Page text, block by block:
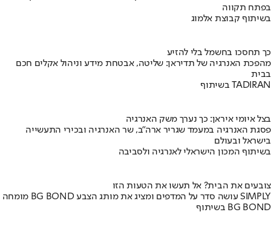
בפתח תקווה
בשיתוף קבוצת אלמוג
כך תחסכו בחשמל בלי להזיע
מהפכת האנרגיה של תדיראן: שליטה, אבטחת מידע וניהול אקלים חכם
בבית
בשיתוף TADIRAN
בצל איומי איראן: כך נערך משק האנרגיה
פסגת האנרגיה במעמד שגריר ארה"ב, שר האנרגיה ובכירי התעשייה
בישראל ובעולם
בשיתוף המכון הישראלי לאנרגיה ולסביבה
צובעים את הבית? אל תעשו את הטעות הזו
מומחה BG BOND עושה סדר על המדפים ומציג את מותג הצבע SIMPLY
בשיתוף BG BOND